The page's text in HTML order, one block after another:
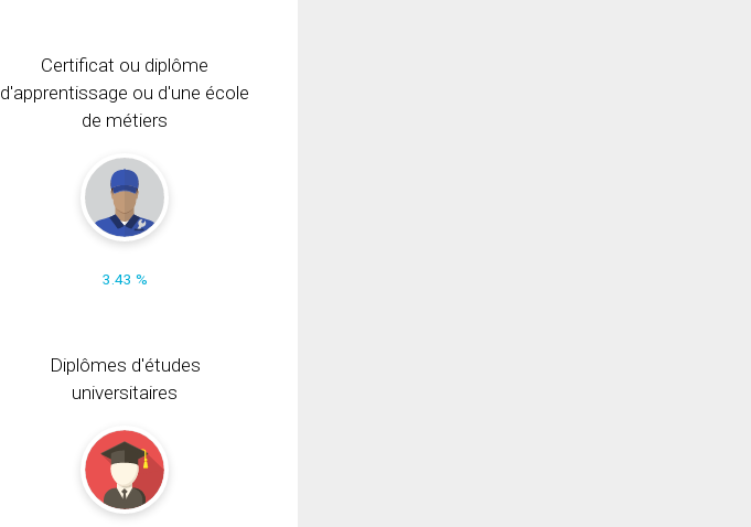
Certificat ou diplôme
d'apprentissage ou d'une école
de métiers
3.43 %
Diplômes d'études
universitaires